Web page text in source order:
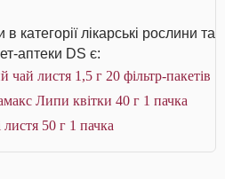
лікарські рослини та
аптеки DS є:
листя 1,5 г 20 фільтр-пакетів
Липи квітки 40 г 1 пачка
50 г 1 пачка